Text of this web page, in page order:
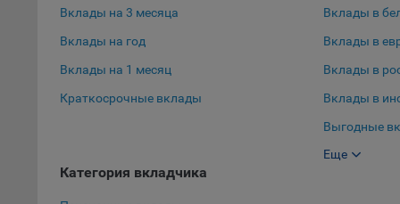
Вклады на 3 месяца
Вклады на год
Вклады на 1 месяц
Краткосрочные вклады
Вклады в
Вклады в
Вклады в
Вклады в
Выгодные
Выгодные
Еще
Категория вкладчика